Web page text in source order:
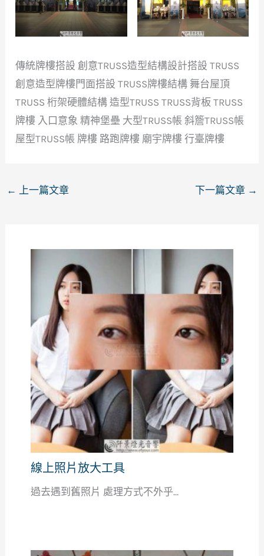
傳統牌樓搭設 創意TRUSS造型結構設計搭設 TRUSS
創意造型牌樓門面搭設 TRUSS牌樓結構 舞台屋頂
TRUSS 桁架硬體結構 造型TRUSS TRUSS背板 TRUSS
牌樓 入口意象 精神堡壘 大型TRUSS帳 斜簷TRUSS帳
屋型TRUSS帳 牌樓 路跑牌樓 廟宇牌樓 行臺牌樓
← 上一篇文章 下一篇文章 →
線上照片放大工具
過去遇到舊照片 處理方式不外乎...